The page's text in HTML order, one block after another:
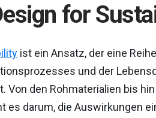
for
ist ein Ansatz, der eine
und der
Von den Rohmaterialien bis
es darum, die Auswirkungen